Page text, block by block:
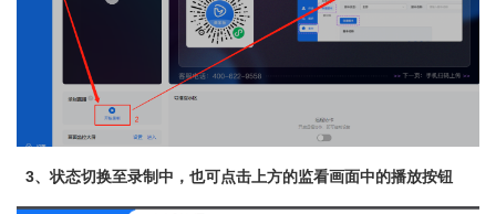
3、状态切换至录制中，也可点击上方的监看画面中的播放按钮